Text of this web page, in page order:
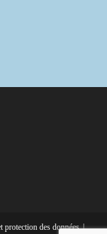
protection des données